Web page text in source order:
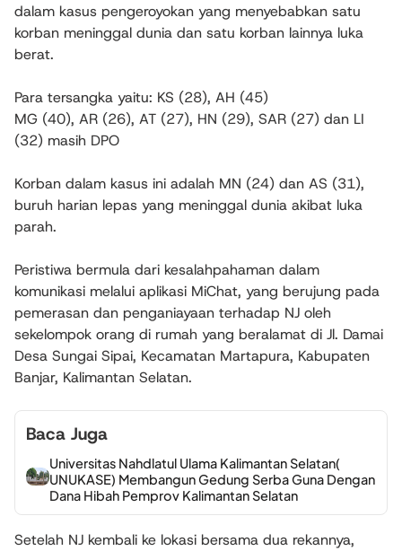
dalam kasus pengeroyokan yang menyebabkan satu
korban meninggal dunia dan satu korban lainnya luka
berat.
Para tersangka yaitu: KS (28), AH (45)
MG (40), AR (26), AT (27), HN (29), SAR (27) dan LI
(32) masih DPO
Korban dalam kasus ini adalah MN (24) dan AS (31),
buruh harian lepas yang meninggal dunia akibat luka
parah.
Peristiwa bermula dari kesalahpahaman dalam
komunikasi melalui aplikasi MiChat, yang berujung pada
pemerasan dan penganiayaan terhadap NJ oleh
sekelompok orang di rumah yang beralamat di Jl. Damai
Desa Sungai Sipai, Kecamatan Martapura, Kabupaten
Banjar, Kalimantan Selatan.
Baca Juga
Universitas Nahdlatul Ulama Kalimantan Selatan(
UNUKASE) Membangun Gedung Serba Guna Dengan
Dana Hibah Pemprov Kalimantan Selatan
Setelah NJ kembali ke lokasi bersama dua rekannya,